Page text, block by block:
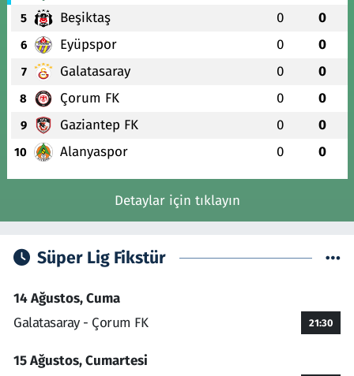
5 Beşiktaş 0 0
6 Eyüpspor 0 0
7 Galatasaray 0 0
8 Çorum FK 0 0
9 Gaziantep FK 0 0
10 Alanyaspor 0 0
Detaylar için tıklayın
Süper Lig Fikstür
14 Ağustos, Cuma
Galatasaray - Çorum FK
21:30
15 Ağustos, Cumartesi